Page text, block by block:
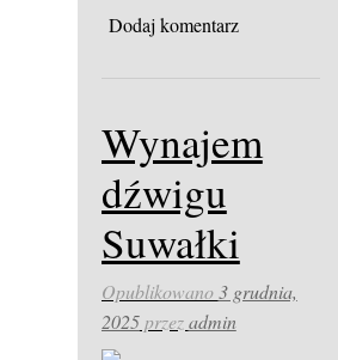
Dodaj komentarz
Wynajem
dźwigu
Suwałki
Opublikowano3 grudnia,
2025przezadmin